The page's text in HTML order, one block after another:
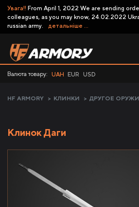
Увага!! From April 1, 2022 We are sending
colleagues, as you may know, 24.02.2022
russian army.
детальніше ...
Валюта товару: UAH EUR USD
HF ARMORY > КЛИНКИ > ДРУГОЕ
Клинок Даги